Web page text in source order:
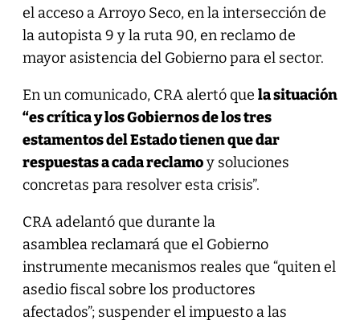
el acceso a Arroyo Seco, en la intersección de
la autopista 9 y la ruta 90, en reclamo de
mayor asistencia del Gobierno para el sector.
En un comunicado, CRA alertó que la situación
“es crítica y los Gobiernos de los tres
estamentos del Estado tienen que dar
respuestas a cada reclamoy soluciones
concretas para resolver esta crisis”.
CRA adelantó que durante la
asamblea reclamará que el Gobierno
instrumente mecanismos reales que “quiten el
asedio fiscal sobre los productores
afectados”; suspender el impuesto a las